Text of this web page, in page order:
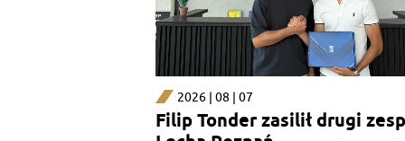
2026 | 08 | 07
Filip Tonder zasilił drugi